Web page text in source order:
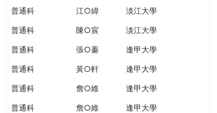
普通科
江○緯
淡江大學
普通科
陳○宸
淡江大學
普通科
張○蓁
逢甲大學
普通科
黃○軒
逢甲大學
普通科
詹○維
逢甲大學
普通科
詹○維
逢甲大學